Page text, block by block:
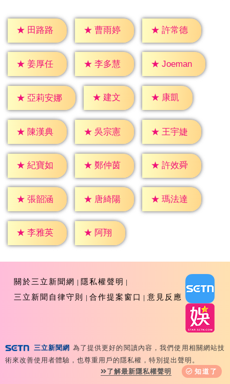
★ 田路路 ★ 曹雨婷 ★ 許常德
★ 姜厚任 ★ 李多慧 ★ Joeman
★ 亞莉安娜 ★ 建文 ★ 康凱
★ 陳漢典 ★ 吳宗憲 ★ 王宇婕
★ 紀寶如 ★ 鄭仲茵 ★ 許效舜
★ 張韶涵 ★ 唐綺陽 ★ 瑪法達
★ 李雅英 ★ 阿翔
關於三立新聞網
隱私權聲明
三立新聞自律守則
合作提案窗口 意見反應
Copyright ©2026 Sanlih E-Television All Rights
Reserved 版權所有 盜用必究 台北市內湖區舊宗路一段159
號 02-8792-8888
三立新聞網 為了提供更好的閱讀內容，我們使用相關網站技
術來改善使用者體驗，也尊重用戶的隱私權，特別提出聲明。
了解最新隱私權聲明
知道了